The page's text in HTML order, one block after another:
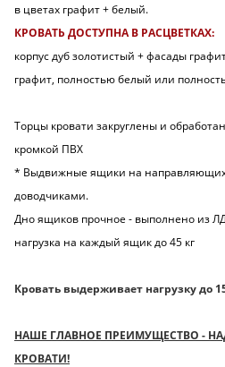
в цветах графит + белый.
КРОВАТЬ ДОСТУПНА В РАСЦВЕТКАХ:
корпус дуб золотистый + фасады
графит, полностью белый или
Торцы кровати закруглены и
кромкой ПВХ
* Выдвижные ящики на направляющих
доводчиками.
Дно ящиков прочное - выполнено из
нагрузка на каждый ящик до 45 кг
Кровать выдерживает нагрузку до
НАШЕ ГЛАВНОЕ ПРЕИМУЩЕСТВО -
КРОВАТИ!